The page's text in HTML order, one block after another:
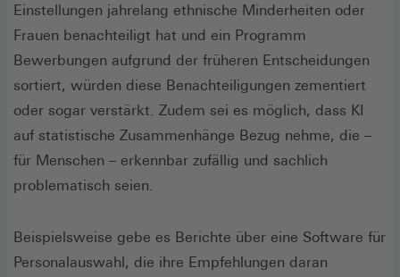
Einstellungen jahrelang ethnische Minderheiten oder
Frauen benachteiligt hat und ein Programm
Bewerbungen aufgrund der früheren Entscheidungen
sortiert, würden diese Benachteiligungen zementiert
oder sogar verstärkt. Zudem sei es möglich, dass KI
auf statistische Zusammenhänge Bezug nehme, die –
für Menschen – erkennbar zufällig und sachlich
problematisch seien.
Beispielsweise gebe es Berichte über eine Software für
Personalauswahl, die ihre Empfehlungen daran